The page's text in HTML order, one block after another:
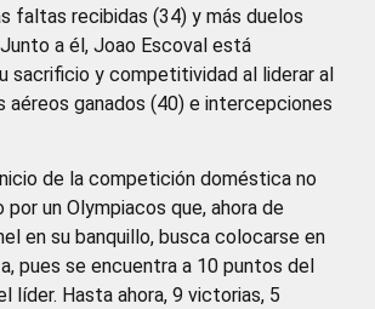
faltas recibidas (34) y más duelos
a él, Joao Escoval está
sacrificio y competitividad al liderar al
aéreos ganados (40) e intercepciones
de la competición doméstica no
un Olympiacos que, ahora de
en su banquillo, busca colocarse en
pues se encuentra a 10 puntos del
líder. Hasta ahora, 9 victorias, 5